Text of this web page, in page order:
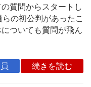
質問からスタートし
の初公判があったこ
ついても質問が飛ん
続きを読む